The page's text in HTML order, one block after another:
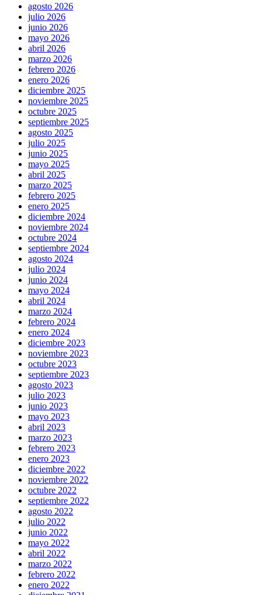
agosto 2026
julio 2026
junio 2026
mayo 2026
abril 2026
marzo 2026
febrero 2026
enero 2026
diciembre 2025
noviembre 2025
octubre 2025
septiembre 2025
agosto 2025
julio 2025
junio 2025
mayo 2025
abril 2025
marzo 2025
febrero 2025
enero 2025
diciembre 2024
noviembre 2024
octubre 2024
septiembre 2024
agosto 2024
julio 2024
junio 2024
mayo 2024
abril 2024
marzo 2024
febrero 2024
enero 2024
diciembre 2023
noviembre 2023
octubre 2023
septiembre 2023
agosto 2023
julio 2023
junio 2023
mayo 2023
abril 2023
marzo 2023
febrero 2023
enero 2023
diciembre 2022
noviembre 2022
octubre 2022
septiembre 2022
agosto 2022
julio 2022
junio 2022
mayo 2022
abril 2022
marzo 2022
febrero 2022
enero 2022